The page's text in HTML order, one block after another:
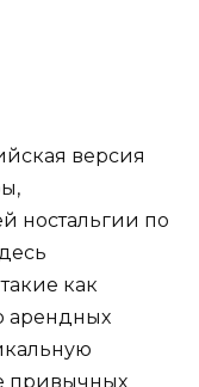
версия
ностальгии по
как
арендных
привычных